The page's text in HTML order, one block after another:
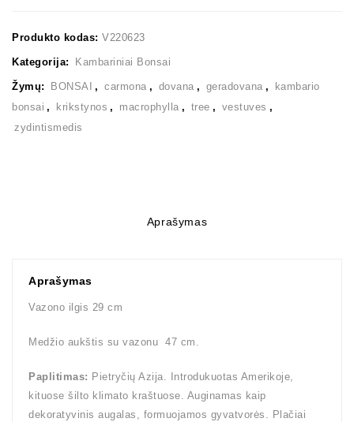
Produkto kodas: V220623
Kategorija: Kambariniai Bonsai
Žymų: BONSAI , carmona , dovana , geradovana ,
kambario
bonsai , krikstynos , macrophylla , tree , vestuves ,
zydintismedis
Aprašymas
Aprašymas
Vazono ilgis 29 cm
Medžio aukštis su vazonu 47 cm.
Paplitimas: Pietryčių Azija. Introdukuotas Amerikoje,
kituose šilto klimato kraštuose. Auginamas kaip
dekoratyvinis augalas, formuojamos gyvatvorės. Plačiai